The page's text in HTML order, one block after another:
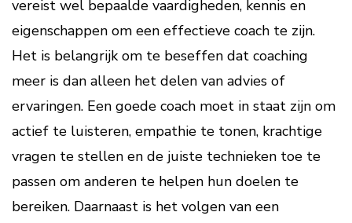
vereist wel bepaalde vaardigheden, kennis en
eigenschappen om een effectieve coach te zijn.
Het is belangrijk om te beseffen dat coaching
meer is dan alleen het delen van advies of
ervaringen. Een goede coach moet in staat zijn om
actief te luisteren, empathie te tonen, krachtige
vragen te stellen en de juiste technieken toe te
passen om anderen te helpen hun doelen te
bereiken. Daarnaast is het volgen van een